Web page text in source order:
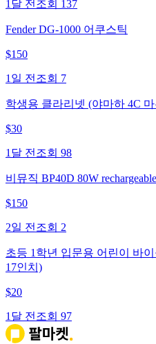
1달 전 조회 137
Fender DG-1000 어쿠스틱
$150
1일 전 조회 7
학생용 클라리넷 (야마하 4C
$30
1달 전 조회 98
비뮤직 BP40D 80W
$150
2일 전 조회 2
초등 1학년 입문용 어린이 바
17인치)
$20
1달 전 조회 97